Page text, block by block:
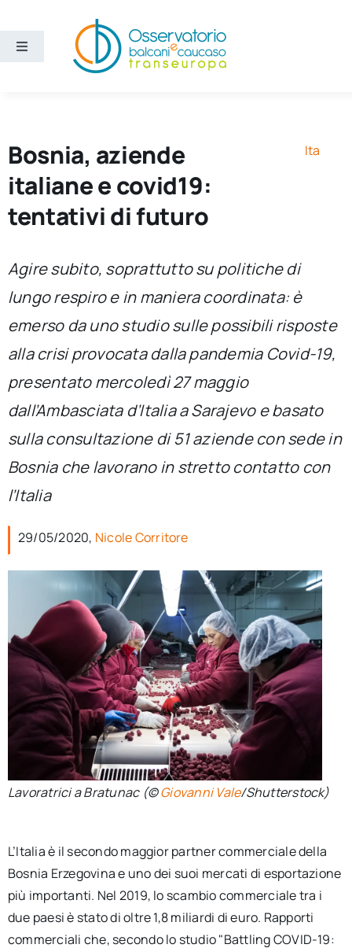
contenuto
Toggle
Ricerca e divulgazione
Chi siamo
per:
Newsletter
Bosnia, aziende
italiane e covid19:
tentativi di futuro
Ita
Agire subito, soprattutto su politiche di
lungo respiro e in maniera coordinata: è
emerso da uno studio sulle possibili risposte
alla crisi provocata dalla pandemia Covid-19,
presentato mercoledì 27 maggio
dall’Ambasciata d’Italia a Sarajevo e basato
sulla consultazione di 51 aziende con sede in
Bosnia che lavorano in stretto contatto con
l’Italia
29/05/2020, Nicole Corritore
Lavoratrici a Bratunac (©Giovanni Vale/Shutterstock)
L’Italia è il secondo maggior partner commerciale della
Bosnia Erzegovina e uno dei suoi mercati di esportazione
più importanti. Nel 2019, lo scambio commerciale tra i
due paesi è stato di oltre 1,8 miliardi di euro. Rapporti
commerciali che, secondo lo studio "Battling COVID-19: